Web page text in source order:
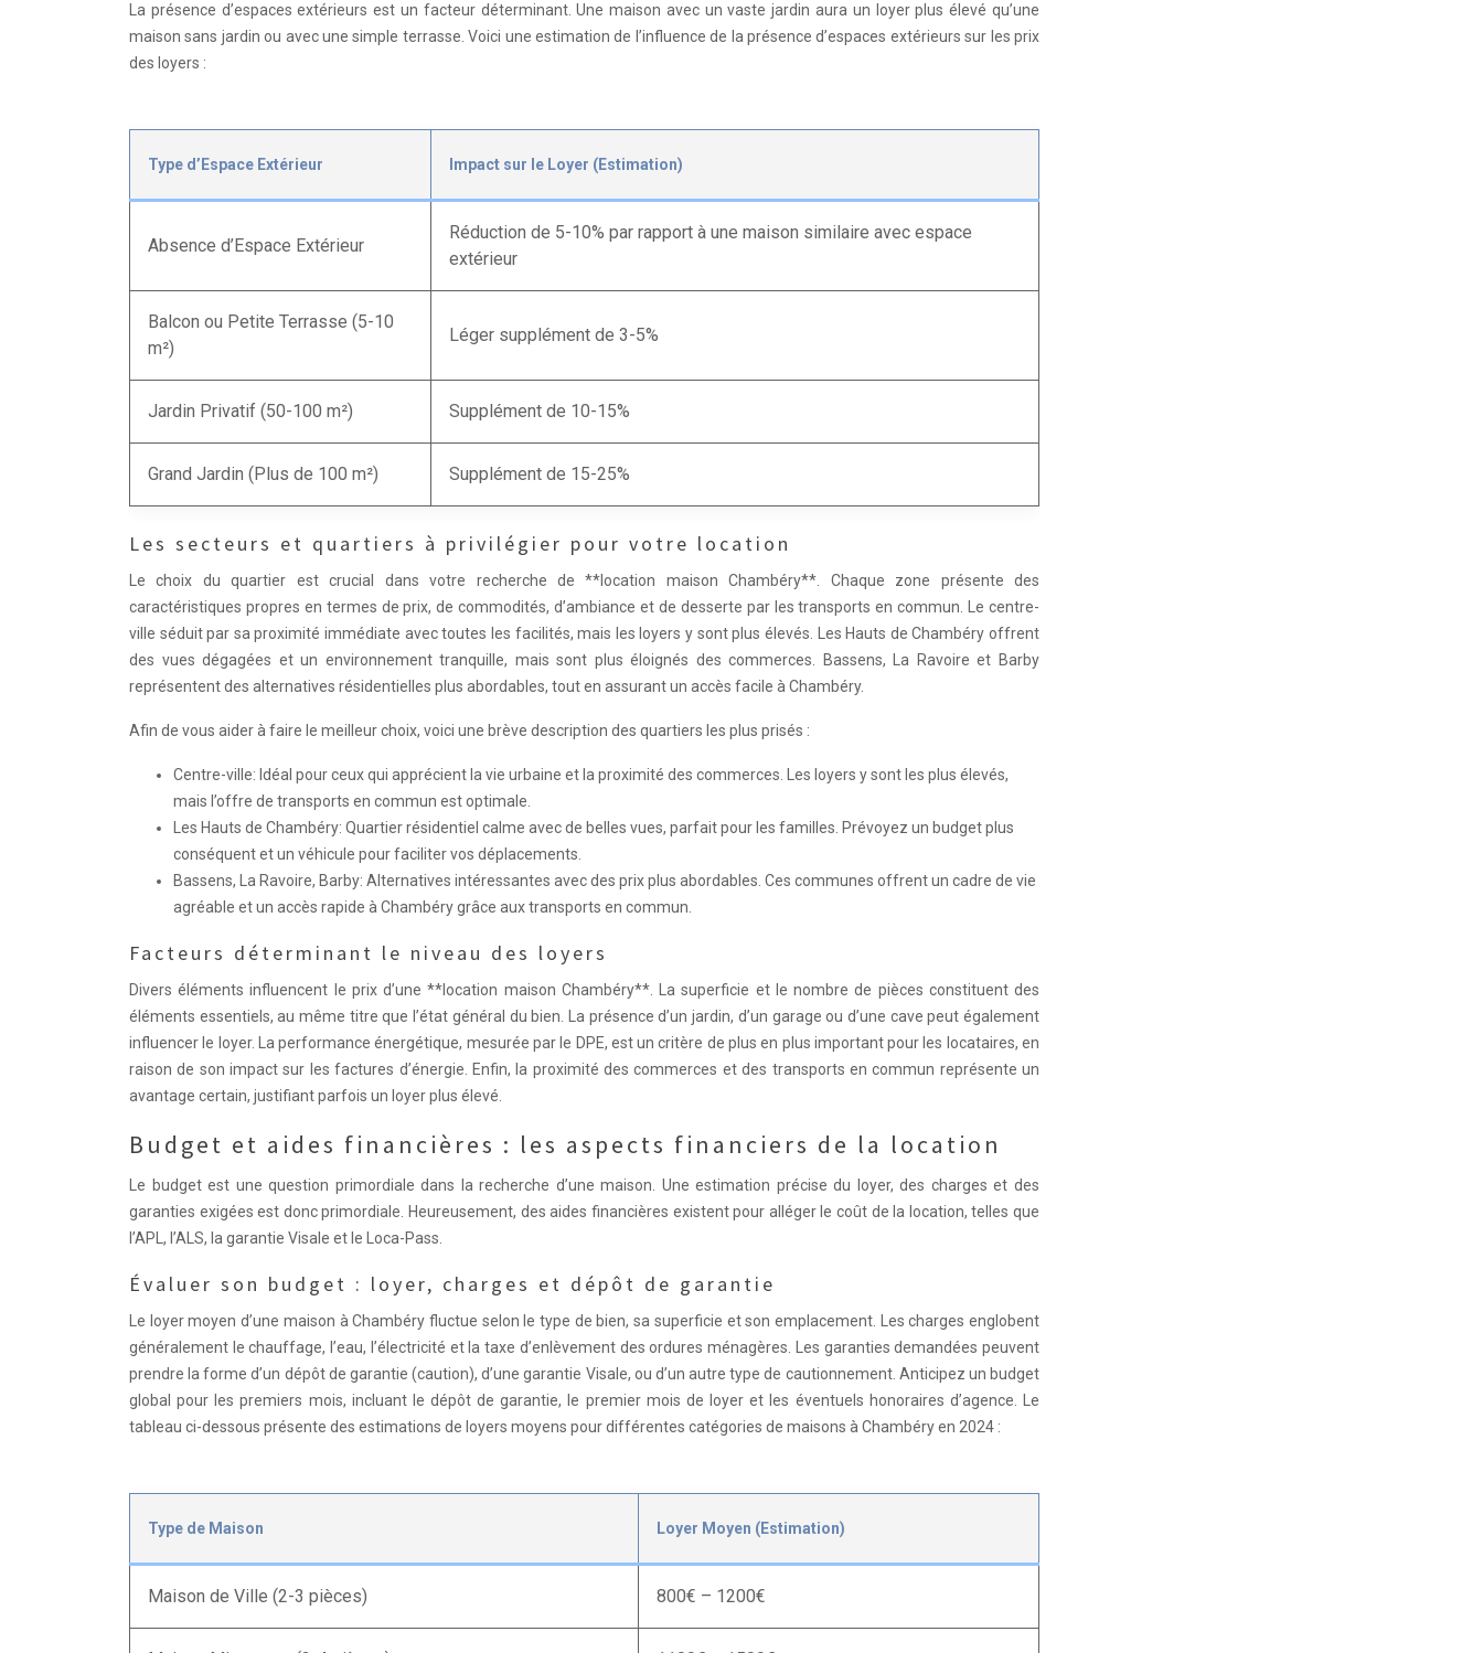
La présence d’espaces extérieurs est un facteur déterminant. Une maison avec un vaste jardin aura un loyer plus élevé qu’une
maison sans jardin ou avec une simple terrasse. Voici une estimation de l’influence de la présence d’espaces extérieurs sur les prix
des loyers :
Type d’Espace Extérieur Impact sur le Loyer (Estimation)
Absence d’Espace Extérieur
Réduction de 5-10% par rapport à une maison similaire avec espace
extérieur
Balcon ou Petite Terrasse (5-10
m²)
Léger supplément de 3-5%
Jardin Privatif (50-100 m²) Supplément de 10-15%
Grand Jardin (Plus de 100 m²) Supplément de 15-25%
Les secteurs et quartiers à privilégier pour votre location
Le choix du quartier est crucial dans votre recherche de **location maison Chambéry**. Chaque zone présente des
caractéristiques propres en termes de prix, de commodités, d’ambiance et de desserte par les transports en commun. Le centre-
ville séduit par sa proximité immédiate avec toutes les facilités, mais les loyers y sont plus élevés. Les Hauts de Chambéry offrent
des vues dégagées et un environnement tranquille, mais sont plus éloignés des commerces. Bassens, La Ravoire et Barby
représentent des alternatives résidentielles plus abordables, tout en assurant un accès facile à Chambéry.
Afin de vous aider à faire le meilleur choix, voici une brève description des quartiers les plus prisés :
Centre-ville: Idéal pour ceux qui apprécient la vie urbaine et la proximité des commerces. Les loyers y sont les plus élevés,
mais l’offre de transports en commun est optimale.
Les Hauts de Chambéry: Quartier résidentiel calme avec de belles vues, parfait pour les familles. Prévoyez un budget plus
conséquent et un véhicule pour faciliter vos déplacements.
Bassens, La Ravoire, Barby: Alternatives intéressantes avec des prix plus abordables. Ces communes offrent un cadre de vie
agréable et un accès rapide à Chambéry grâce aux transports en commun.
Facteurs déterminant le niveau des loyers
Divers éléments influencent le prix d’une **location maison Chambéry**. La superficie et le nombre de pièces constituent des
éléments essentiels, au même titre que l’état général du bien. La présence d’un jardin, d’un garage ou d’une cave peut également
influencer le loyer. La performance énergétique, mesurée par le DPE, est un critère de plus en plus important pour les locataires, en
raison de son impact sur les factures d’énergie. Enfin, la proximité des commerces et des transports en commun représente un
avantage certain, justifiant parfois un loyer plus élevé.
Budget et aides financières : les aspects financiers de la location
Le budget est une question primordiale dans la recherche d’une maison. Une estimation précise du loyer, des charges et des
garanties exigées est donc primordiale. Heureusement, des aides financières existent pour alléger le coût de la location, telles que
l’APL, l’ALS, la garantie Visale et le Loca-Pass.
Évaluer son budget : loyer, charges et dépôt de garantie
Le loyer moyen d’une maison à Chambéry fluctue selon le type de bien, sa superficie et son emplacement. Les charges englobent
généralement le chauffage, l’eau, l’électricité et la taxe d’enlèvement des ordures ménagères. Les garanties demandées peuvent
prendre la forme d’un dépôt de garantie (caution), d’une garantie Visale, ou d’un autre type de cautionnement. Anticipez un budget
global pour les premiers mois, incluant le dépôt de garantie, le premier mois de loyer et les éventuels honoraires d’agence. Le
tableau ci-dessous présente des estimations de loyers moyens pour différentes catégories de maisons à Chambéry en 2024 :
Type de Maison Loyer Moyen (Estimation)
Maison de Ville (2-3 pièces) 800€ – 1200€